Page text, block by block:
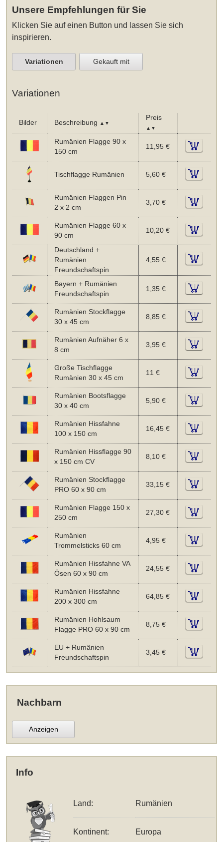
Unsere Empfehlungen für Sie
Klicken Sie auf einen Button und lassen Sie sich
inspirieren.
Variationen Gekauft mit
Variationen
Bilder Beschreibung ▲▼
Preis
▲▼
Rumänien Flagge 90 x
150 cm
11,95 €
Tischflagge Rumänien 5,60 €
Rumänien Flaggen Pin
2 x 2 cm
3,70 €
Rumänien Flagge 60 x
90 cm
10,20 €
Deutschland +
Rumänien
Freundschaftspin
4,55 €
Bayern + Rumänien
Freundschaftspin
1,35 €
Rumänien Stockflagge
30 x 45 cm
8,85 €
Rumänien Aufnäher 6 x
8 cm
3,95 €
Große Tischflagge
Rumänien 30 x 45 cm
11 €
Rumänien Bootsflagge
30 x 40 cm
5,90 €
Rumänien Hissfahne
100 x 150 cm
16,45 €
Rumänien Hissflagge 90
x 150 cm CV
8,10 €
Rumänien Stockflagge
PRO 60 x 90 cm
33,15 €
Rumänien Flagge 150 x
250 cm
27,30 €
Rumänien
Trommelsticks 60 cm
4,95 €
Rumänien Hissfahne VA
Ösen 60 x 90 cm
24,55 €
Rumänien Hissfahne
200 x 300 cm
64,85 €
Rumänien Hohlsaum
Flagge PRO 60 x 90 cm
8,75 €
EU + Rumänien
Freundschaftspin
3,45 €
Nachbarn
Anzeigen
Info
Land: Rumänien
Kontinent: Europa